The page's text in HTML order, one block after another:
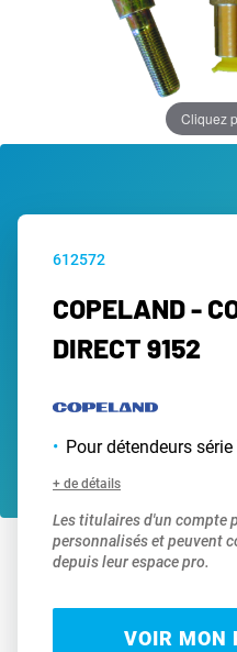
Cliquez
612572
COPELAND -
DIRECT 9152
Pour détendeurs série
+ de détails
Les titulaires d'un compte
personnalisés et peuvent
depuis leur espace pro.
VOIR MON